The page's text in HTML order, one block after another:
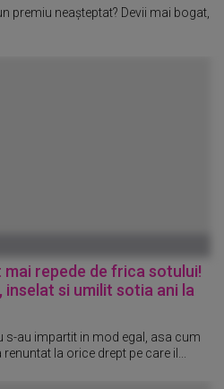
premiu neașteptat? Devii mai bogat,
repede de frica sotului!
si umilit sotia ani la
s-au impartit in mod egal, asa cum
la orice drept pe care il...